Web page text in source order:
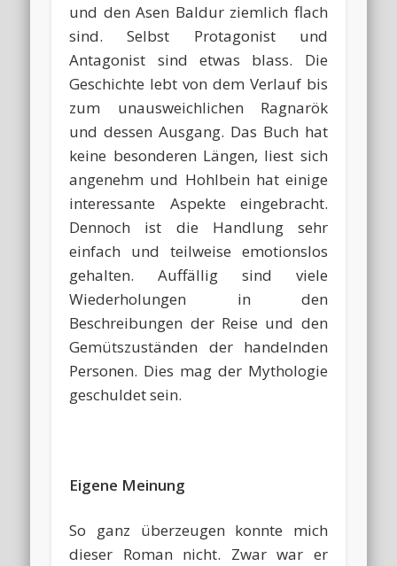
und den Asen Baldur ziemlich flach
sind. Selbst Protagonist und
Antagonist sind etwas blass. Die
Geschichte lebt von dem Verlauf bis
zum unausweichlichen Ragnarök
und dessen Ausgang. Das Buch hat
keine besonderen Längen, liest sich
angenehm und Hohlbein hat einige
interessante Aspekte eingebracht.
Dennoch ist die Handlung sehr
einfach und teilweise emotionslos
gehalten. Auffällig sind viele
Wiederholungen in den
Beschreibungen der Reise und den
Gemütszuständen der handelnden
Personen. Dies mag der Mythologie
geschuldet sein.
Eigene Meinung
So ganz überzeugen konnte mich
dieser Roman nicht. Zwar war er